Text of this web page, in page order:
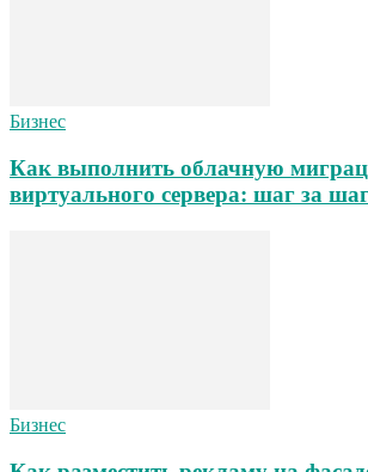
Бизнес
Как выполнить облачную
виртуального сервера: шаг за
Бизнес